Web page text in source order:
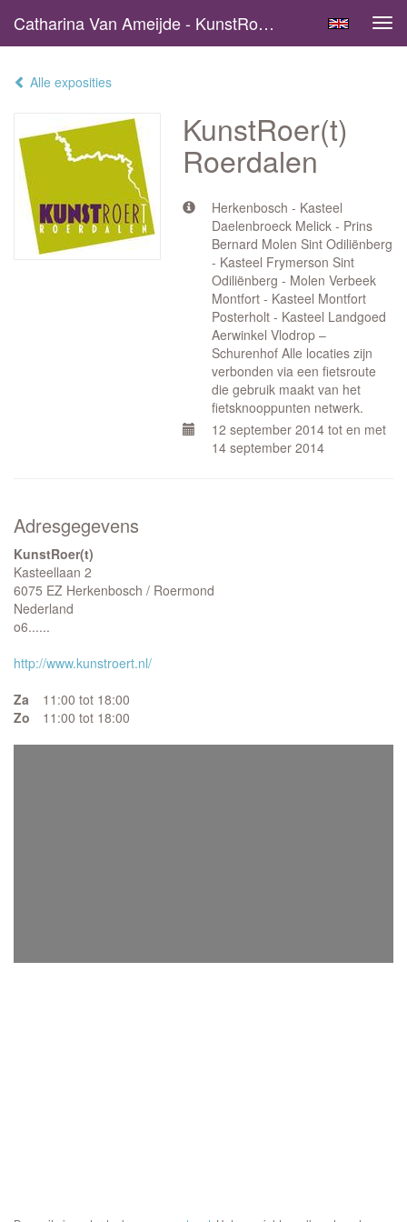
Catharina Van Ameijde - KunstRoer(t) Roerdalen
Alle exposities
KunstRoer(t)
Roerdalen
Herkenbosch - Kasteel
Daelenbroeck Melick - Prins
Bernard Molen Sint Odiliënberg
- Kasteel Frymerson Sint
Odiliënberg - Molen Verbeek
Montfort - Kasteel Montfort
Posterholt - Kasteel Landgoed
Aerwinkel Vlodrop –
Schurenhof Alle locaties zijn
verbonden via een fietsroute
die gebruik maakt van het
fietsknooppunten netwerk.
12 september 2014 tot en met
14 september 2014
Adresgegevens
KunstRoer(t)
Kasteellaan 2
6075 EZ Herkenbosch / Roermond
Nederland
o6......
http://www.kunstroert.nl/
Za
11:00 tot 18:00
Zo
11:00 tot 18:00